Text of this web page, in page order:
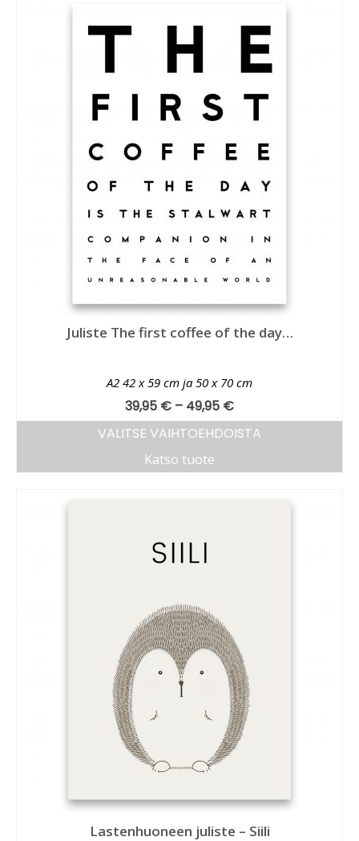
Juliste The first coffee of the day…
A2 42 x 59 cm ja 50 x 70 cm
39,95 € – 49,95 €
VALITSE VAIHTOEHDOISTA
Katso tuote
Lastenhuoneen juliste – Siili